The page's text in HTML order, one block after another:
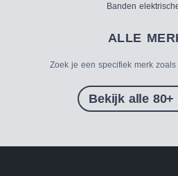
Banden
ALLE
Zoek je een specifiek merk
Bekijk alle 80+